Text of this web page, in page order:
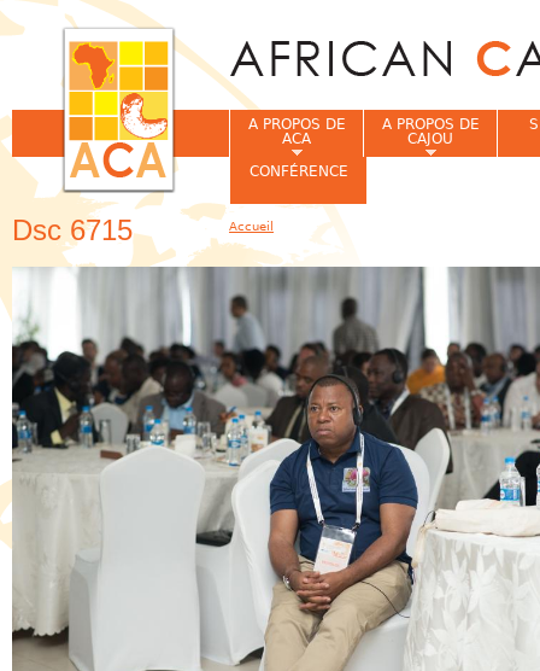
Dsc 6715
A PROPOS DE
ACA
A PROPOS DE
CAJOU
CONFÉRENCE
Vous êtes ici
Accueil